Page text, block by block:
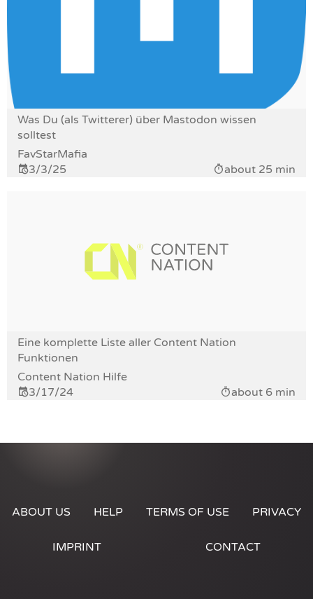
Was Du (als Twitterer) über Mastodon wissen
solltest
FavStarMafia
3/3/25
about 25 min
Eine komplette Liste aller Content Nation
Funktionen
Content Nation Hilfe
3/17/24
about 6 min
ABOUT US HELP TERMS OF USE PRIVACY
IMPRINT CONTACT